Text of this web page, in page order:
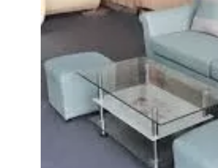
Giá để bát đĩa đa năng
Kệ góc liên hoàn